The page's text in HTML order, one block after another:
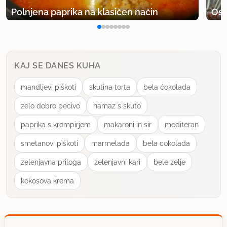
Polnjena paprika na klasičen način
KAJ SE DANES KUHA
mandljevi piškoti skutina torta bela ćokolada
zelo dobro pecivo namaz s skuto
paprika s krompirjem makaroni in sir mediteran
smetanovi piškoti marmelada bela cokolada
zelenjavna priloga zelenjavni kari bele zelje
kokosova krema